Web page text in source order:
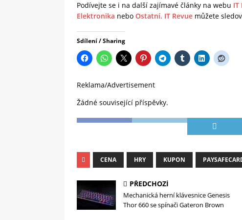
Podívejte se i na další zajímavé články na webu IT
Elektronika nebo Ostatní. IT Revue můžete
Sdílení / Sharing
Reklama/Advertisement
Žádné související příspěvky.
CENA HRY KUPON
PŘEDCHOZÍ
Mechanická herní klávesnice Genesis
Thor 660 se spínači Gateron Brown